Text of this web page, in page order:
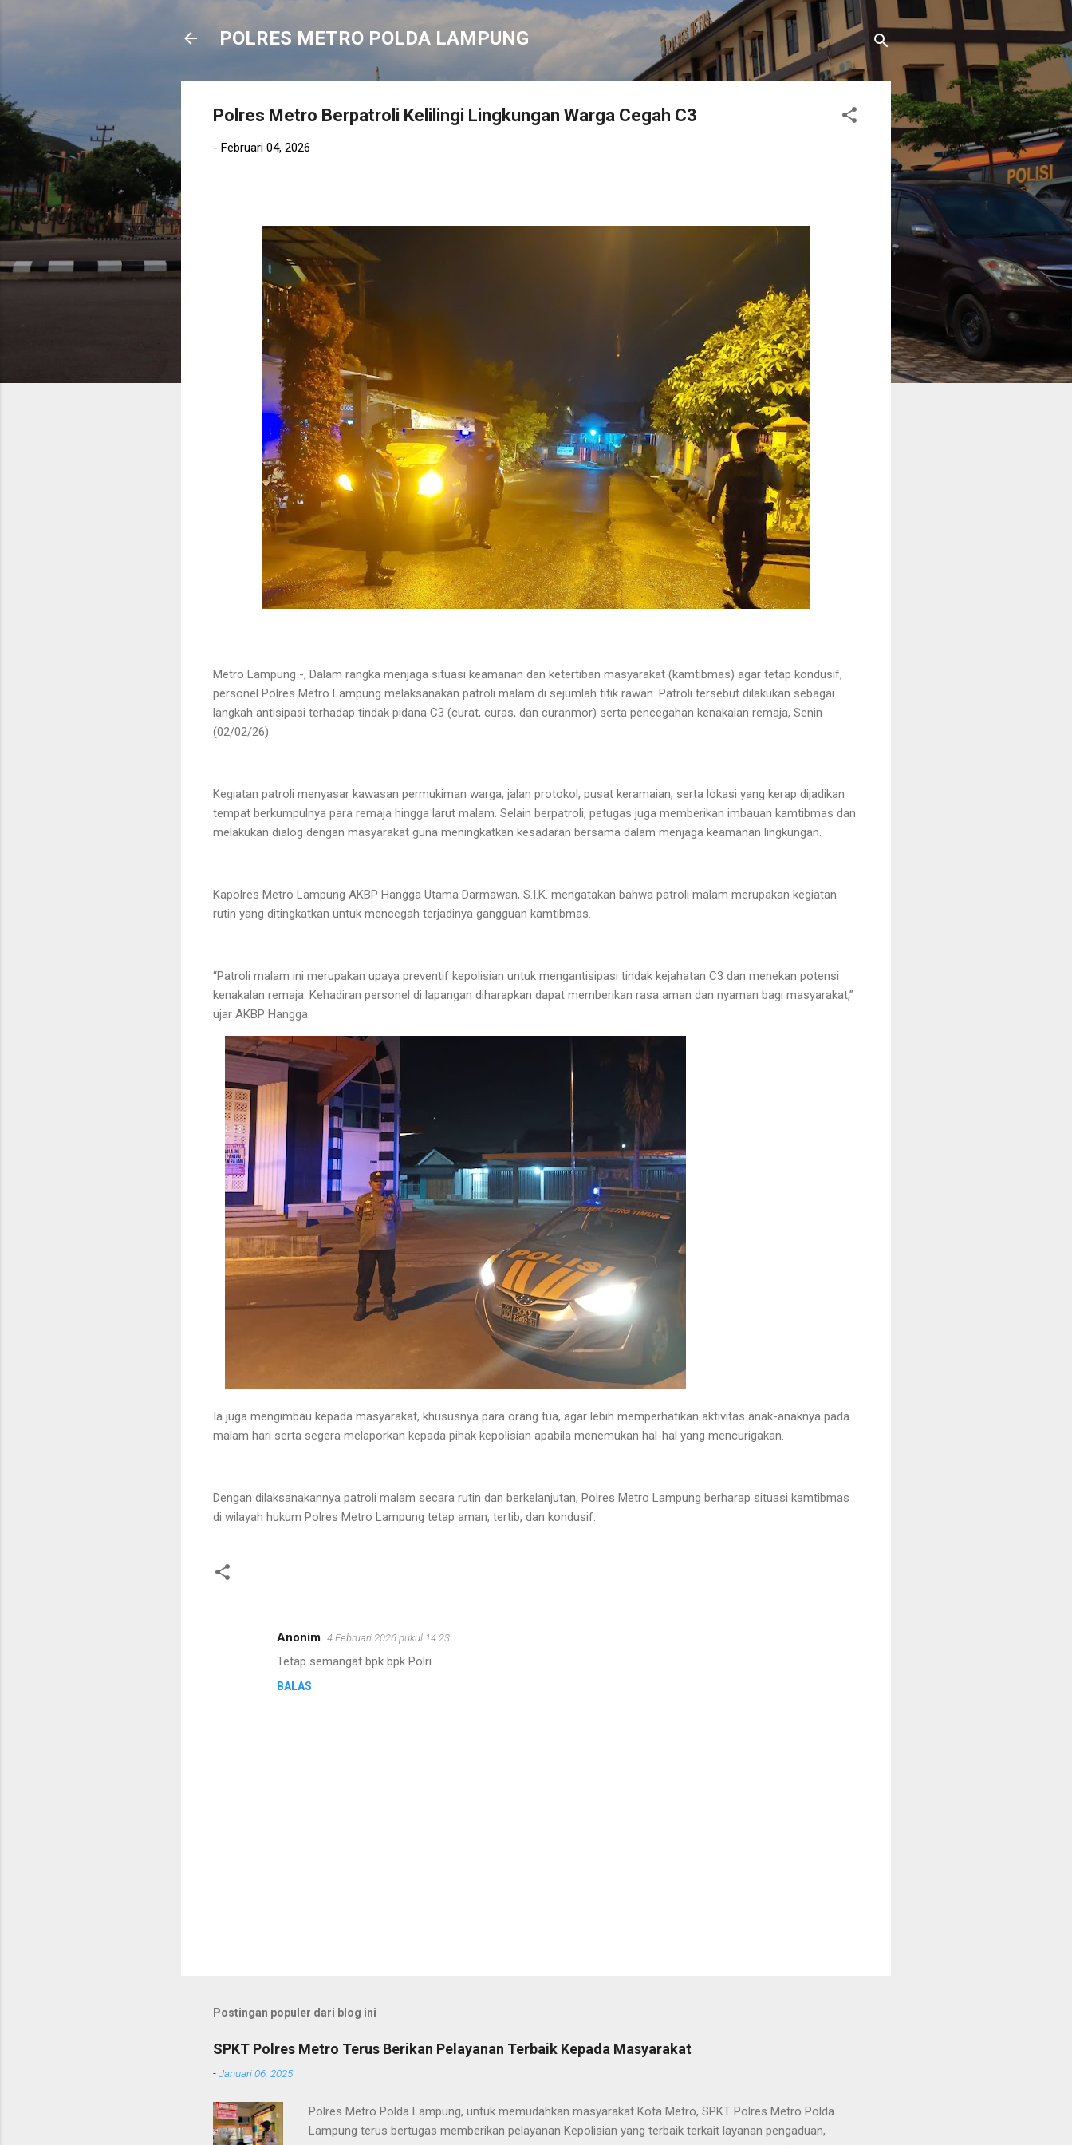
Langsung ke konten utama
POLRES METRO POLDA LAMPUNG
Polres Metro Berpatroli Kelilingi Lingkungan Warga Cegah C3
- Februari 04, 2026
Metro Lampung -, Dalam rangka menjaga situasi keamanan dan ketertiban masyarakat (kamtibmas) agar tetap kondusif,
personel Polres Metro Lampung melaksanakan patroli malam di sejumlah titik rawan. Patroli tersebut dilakukan sebagai
langkah antisipasi terhadap tindak pidana C3 (curat, curas, dan curanmor) serta pencegahan kenakalan remaja, Senin
(02/02/26).
Kegiatan patroli menyasar kawasan permukiman warga, jalan protokol, pusat keramaian, serta lokasi yang kerap dijadikan
tempat berkumpulnya para remaja hingga larut malam. Selain berpatroli, petugas juga memberikan imbauan kamtibmas dan
melakukan dialog dengan masyarakat guna meningkatkan kesadaran bersama dalam menjaga keamanan lingkungan.
Kapolres Metro Lampung AKBP Hangga Utama Darmawan, S.I.K. mengatakan bahwa patroli malam merupakan kegiatan
rutin yang ditingkatkan untuk mencegah terjadinya gangguan kamtibmas.
“Patroli malam ini merupakan upaya preventif kepolisian untuk mengantisipasi tindak kejahatan C3 dan menekan potensi
kenakalan remaja. Kehadiran personel di lapangan diharapkan dapat memberikan rasa aman dan nyaman bagi masyarakat,”
ujar AKBP Hangga.
Ia juga mengimbau kepada masyarakat, khususnya para orang tua, agar lebih memperhatikan aktivitas anak-anaknya pada
malam hari serta segera melaporkan kepada pihak kepolisian apabila menemukan hal-hal yang mencurigakan.
Dengan dilaksanakannya patroli malam secara rutin dan berkelanjutan, Polres Metro Lampung berharap situasi kamtibmas
di wilayah hukum Polres Metro Lampung tetap aman, tertib, dan kondusif.
Anonim 4 Februari 2026 pukul 14.23
Tetap semangat bpk bpk Polri
BALAS
i
g
o
e
n
t
Postingan populer dari blog ini
SPKT Polres Metro Terus Berikan Pelayanan Terbaik Kepada Masyarakat
-Januari 06, 2025
Polres Metro Polda Lampung, untuk memudahkan masyarakat Kota Metro, SPKT Polres Metro Polda
Lampung terus bertugas memberikan pelayanan Kepolisian yang terbaik terkait layanan pengaduan,